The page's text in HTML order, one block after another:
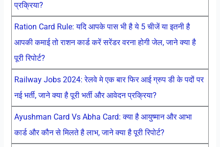
प्रक्रिया?
Ration Card Rule: यदि आपके पास भी है ये 5 चीजें या इतनी है
आपकी कमाई तो राशन कार्ड करें सरेंडर वरना होगी जेल, जाने क्या है
पूरी रिपोर्ट?
Railway Jobs 2024: रेलवे मे एक बार फिर आई ग्रुप डी के पदों पर
नई भर्ती, जाने क्या है पूरी भर्ती और आवेदन प्रक्रिया?
Ayushman Card Vs Abha Card: क्या है आयुष्मान और आभा
कार्ड और कौन से मिलते है लाभ, जाने क्या है पूरी रिपोर्ट?